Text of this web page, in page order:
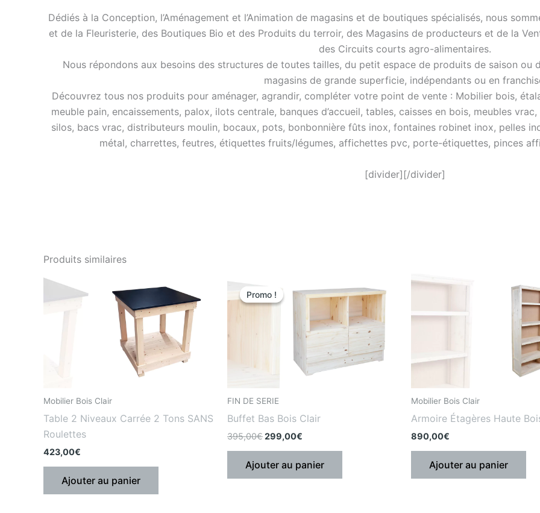
Dédiés à la Conception, l’Aménagement et l’Animation de magasins et de boutiques spécialisés, nous
et de la Fleuristerie, des Boutiques Bio et des Produits du terroir, des Magasins de producteurs et de la
des Circuits courts agro-alimentaires.
Nous répondons aux besoins des structures de toutes tailles, du petit espace de produits de saison ou
magasins de grande superficie, indépendants ou en
Découvrez tous nos produits pour aménager, agrandir, compléter votre point de vente : Mobilier bois,
meuble pain, encaissements, palox, ilots centrale, banques d’accueil, tables, caisses en bois, meubles
silos, bacs vrac, distributeurs moulin, bocaux, pots, bonbonnière fûts inox, fontaines robinet inox, pelles
métal, charrettes, feutres, étiquettes fruits/légumes, affichettes pvc, porte-étiquettes, pinces
[divider][/divider]
Produits similaires
Mobilier Bois Clair
Table 2 Niveaux Carrée 2 Tons SANS
Roulettes
423,00€
Ajouter au panier
Promo !
Promo !
FIN DE SERIE
Buffet Bas Bois Clair
395,00€
initial
395,00€.
299,00€
prix
actuel
299,00€.
Ajouter au panier
Mobilier Bois Clair
Armoire Étagères Haute
890,00€
Ajouter au panier